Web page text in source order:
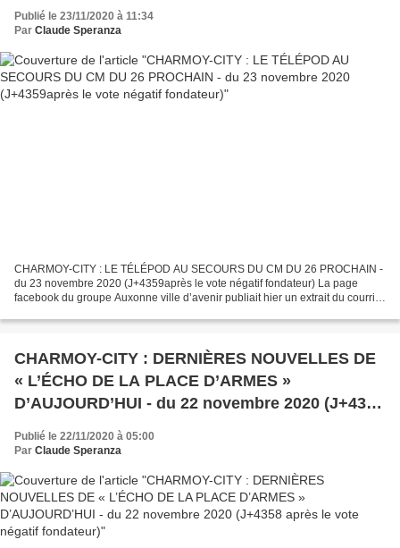
Publié le 23/11/2020 à 11:34
Par Claude Speranza
CHARMOY-CITY : LE TÉLÉPOD AU SECOURS DU CM DU 26 PROCHAIN -
du 23 novembre 2020 (J+4359après le vote négatif fondateur) La page
facebook du groupe Auxonne ville d’avenir publiait hier un extrait du courrier
CHARMOY-CITY : DERNIÈRES NOUVELLES DE
« L’ÉCHO DE LA PLACE D’ARMES »
D’AUJOURD’HUI - du 22 novembre 2020 (J+4358
après le vote négatif fondateur)
Publié le 22/11/2020 à 05:00
Par Claude Speranza